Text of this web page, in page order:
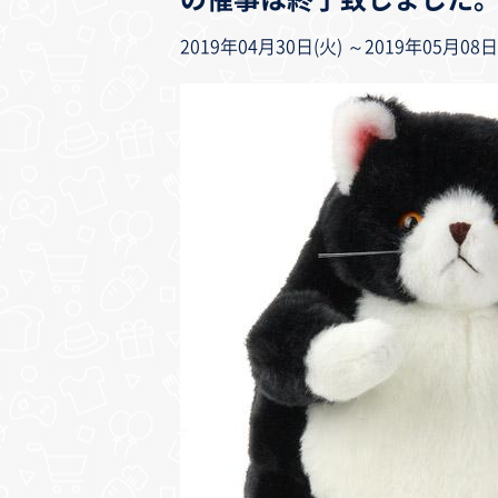
2019年04月30日(火) ～2019年05月08